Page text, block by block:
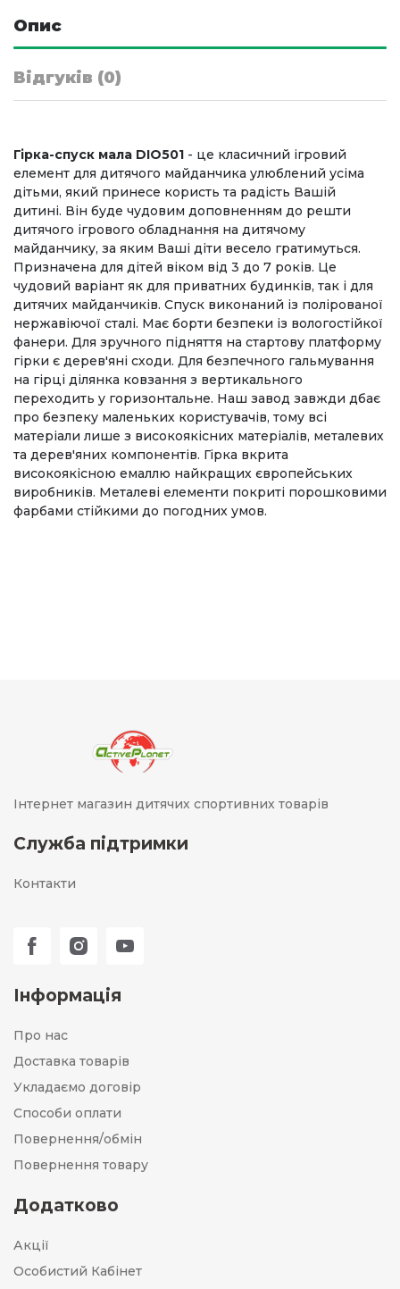
Опис
Відгуків (0)
Гірка-спуск мала DIO501 - це класичний ігровий
елемент для дитячого майданчика улюблений усіма
дітьми, який принесе користь та радість Вашій
дитині. Він буде чудовим доповненням до решти
дитячого ігрового обладнання на дитячому
майданчику, за яким Ваші діти весело гратимуться.
Призначена для дітей віком від 3 до 7 років. Це
чудовий варіант як для приватних будинків, так і для
дитячих майданчиків. Спуск виконаний із полірованої
нержавіючої сталі. Має борти безпеки із вологостійкої
фанери. Для зручного підняття на стартову платформу
гірки є дерев'яні сходи. Для безпечного гальмування
на гірці ділянка ковзання з вертикального
переходить у горизонтальне. Наш завод завжди дбає
про безпеку маленьких користувачів, тому всі
матеріали лише з високоякісних матеріалів, металевих
та дерев'яних компонентів. Гірка вкрита
високоякісною емаллю найкращих європейських
виробників. Металеві елементи покриті порошковими
фарбами стійкими до погодних умов.
Інтернет магазин дитячих спортивних товарів
Служба підтримки
Контакти
Інформація
Про нас
Доставка товарів
Укладаємо договір
Способи оплати
Повернення/обмін
Повернення товару
Додатково
Акції
Особистий Кабінет